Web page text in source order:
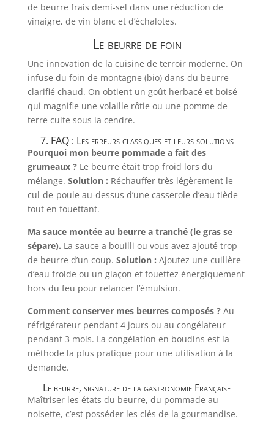
de beurre frais demi-sel dans une réduction de
vinaigre, de vin blanc et d’échalotes.
Le beurre de foin
Une innovation de la cuisine de terroir moderne. On
infuse du foin de montagne (bio) dans du beurre
clarifié chaud. On obtient un goût herbacé et boisé
qui magnifie une volaille rôtie ou une pomme de
terre cuite sous la cendre.
7. FAQ : Les erreurs classiques et leurs solutions
Pourquoi mon beurre pommade a fait des
grumeaux ?Le beurre était trop froid lors du
mélange. Solution : Réchauffer très légèrement le
cul-de-poule au-dessus d’une casserole d’eau tiède
tout en fouettant.
Ma sauce montée au beurre a tranché (le gras se
sépare). La sauce a bouilli ou vous avez ajouté trop
de beurre d’un coup. Solution : Ajoutez une cuillère
d’eau froide ou un glaçon et fouettez énergiquement
hors du feu pour relancer l’émulsion.
Comment conserver mes beurres composés ?Au
réfrigérateur pendant 4 jours ou au congélateur
pendant 3 mois. La congélation en boudins est la
méthode la plus pratique pour une utilisation à la
demande.
Le beurre, signature de la gastronomie Française
Maîtriser les états du beurre, du pommade au
noisette, c’est posséder les clés de la gourmandise.